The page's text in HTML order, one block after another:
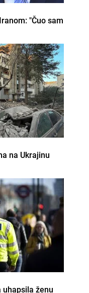
"Čuo sam
na Ukrajinu
uhapsila ženu